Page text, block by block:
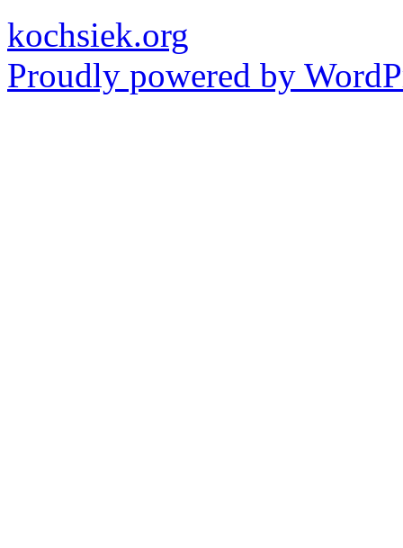
kochsiek.org
Proudly powered by